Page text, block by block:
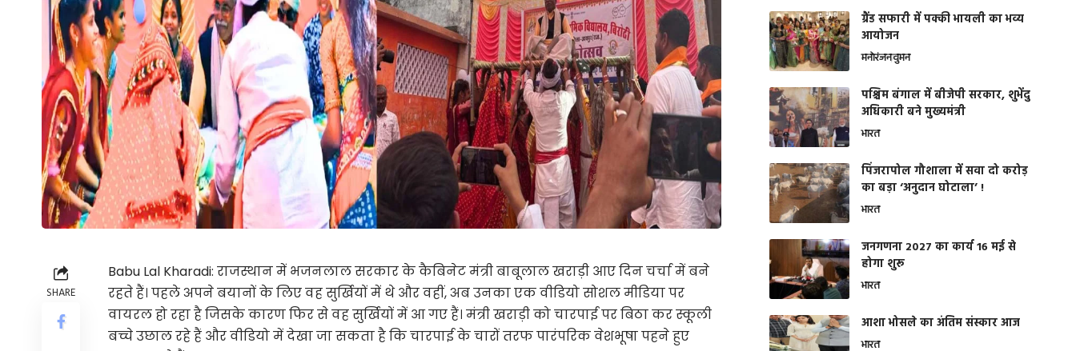
SHARE
Babu Lal Kharadi: राजस्थान में भजनलाल सरकार के कैबिनेट मंत्री बाबूलाल खराड़ी आए दिन चर्चा में बने
रहते हैं। पहले अपने बयानों के लिए वह सुर्खियों में थे और वहीं, अब उनका एक वीडियो सोशल मीडिया पर
वायरल हो रहा है जिसके कारण फिर से वह सुर्खियों में आ गए हैं। मंत्री खराड़ी को चारपाई पर बिठा कर स्कूली
बच्चे उछाल रहे हैं और वीडियो में देखा जा सकता है कि चारपाई के चारों तरफ पारंपरिक वेशभूषा पहने हुए
ग्रैंड सफारी में पक्की भायली का भव्य
आयोजन
मनोरंजनवुमन
पश्चिम बंगाल में बीजेपी सरकार, शुभेंदु
अधिकारी बने मुख्यमंत्री
भारत
​पिंजरापोल गौशाला में सवा दो करोड़
का बड़ा ‘अनुदान घोटाला’ !
भारत
जनगणना 2027 का कार्य 16 मई से
होगा शुरू
भारत
आशा भोसले का अंतिम संस्कार आज
भारत